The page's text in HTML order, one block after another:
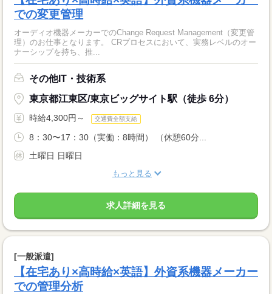
での変更管理
オーディオ機器メーカーでのChange Request Management（変更管
理）のお仕事となります。 CRプロセスにおいて、実務レベルのオー
ナーシップを持ち、推...
その他IT・技術系
東京都江東区/東京ビッグサイト駅（徒歩 6分）
時給4,300円～ 交通費全額支給
8：30〜17：30（実働：8時間） （休憩60分...
土曜日 日曜日
もっと見る
求人詳細を見る
[一般派遣]
【在宅あり×高時給×英語】外資系機器メーカー
での管理分析